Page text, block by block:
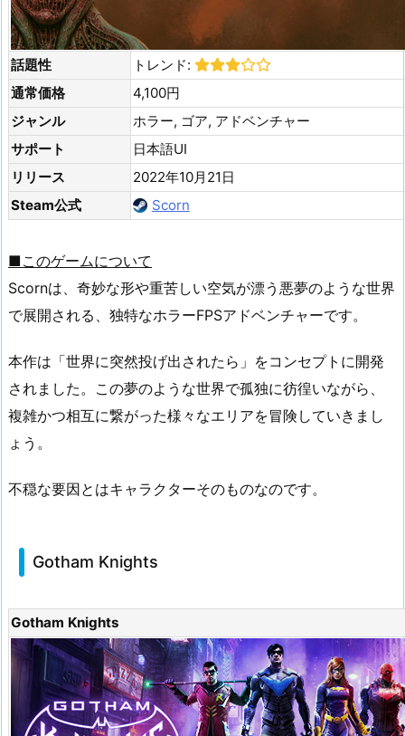
話題性
トレンド:
通常価格
4,100円
ジャンル
ホラー, ゴア, アドベンチャー
サポート
日本語UI
リリース
2022年10月21日
Steam公式
Scorn
■このゲームについて
Scornは、奇妙な形や重苦しい空気が漂う悪夢のような世界
で展開される、独特なホラーFPSアドベンチャーです。
本作は「世界に突然投げ出されたら」をコンセプトに開発
されました。この夢のような世界で孤独に彷徨いながら、
複雑かつ相互に繋がった様々なエリアを冒険していきまし
ょう。
不穏な要因とはキャラクターそのものなのです。
Gotham Knights
Gotham Knights